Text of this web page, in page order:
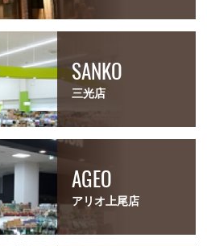
SANKO
三光店
AGEO
アリオ上尾店